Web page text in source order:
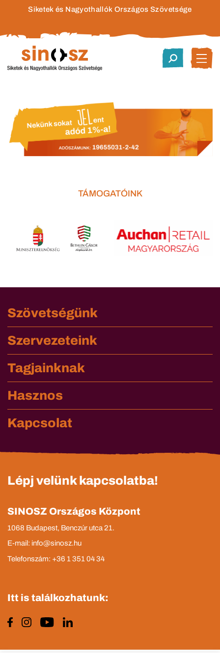
Siketek és Nagyothallók Országos Szövetsége
TÁMOGATÓINK
Szövetségünk
Szervezeteink
Tagjainknak
Hasznos
Kapcsolat
Lépj velünk kapcsolatba!
SINOSZ Országos Központ
1068 Budapest, Benczúr utca 21.
E-mail: info@sinosz.hu
Telefonszám: +36 1 351 04 34
Itt is találkozhatunk: